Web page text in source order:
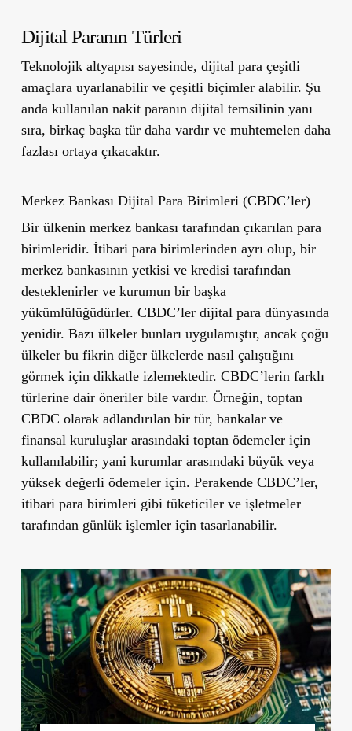
Dijital Paranın Türleri
Teknolojik altyapısı sayesinde, dijital para çeşitli
amaçlara uyarlanabilir ve çeşitli biçimler alabilir. Şu
anda kullanılan nakit paranın dijital temsilinin yanı
sıra, birkaç başka tür daha vardır ve muhtemelen daha
fazlası ortaya çıkacaktır.
Merkez Bankası Dijital Para Birimleri (CBDC’ler)
Bir ülkenin merkez bankası tarafından çıkarılan para
birimleridir. İtibari para birimlerinden ayrı olup, bir
merkez bankasının yetkisi ve kredisi tarafından
desteklenirler ve kurumun bir başka
yükümlülüğüdürler. CBDC’ler dijital para dünyasında
yenidir. Bazı ülkeler bunları uygulamıştır, ancak çoğu
ülkeler bu fikrin diğer ülkelerde nasıl çalıştığını
görmek için dikkatle izlemektedir. CBDC’lerin farklı
türlerine dair öneriler bile vardır. Örneğin, toptan
CBDC olarak adlandırılan bir tür, bankalar ve
finansal kuruluşlar arasındaki toptan ödemeler için
kullanılabilir; yani kurumlar arasındaki büyük veya
yüksek değerli ödemeler için. Perakende CBDC’ler,
itibari para birimleri gibi tüketiciler ve işletmeler
tarafından günlük işlemler için tasarlanabilir.